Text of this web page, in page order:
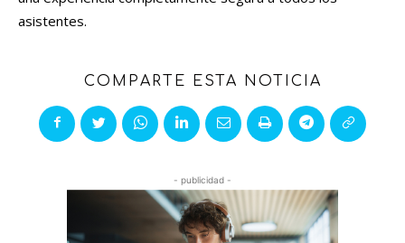
asistentes.
COMPARTE ESTA NOTICIA
- publicidad -